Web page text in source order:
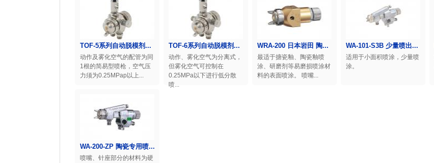
TOF-5系列自动脱模剂...
动作及雾化空气的配管为同
1根的简易型喷枪，空气压
力须为0.25MPap以上...
TOF-6系列自动脱模剂...
动作、雾化空气为分离式，
但雾化空气可控制在
0.25MPa以下进行低分散
喷...
WRA-200 日本岩田 陶...
最适于搪瓷釉、陶瓷釉喷
涂、研磨剂等易磨损喷涂材
料的表面喷涂。 喷嘴...
WA-101-S3B 少量喷出...
适用于小面积喷涂，少量喷
涂。
WA-200-ZP 陶瓷专用喷...
喷嘴、针座部分的材料为硬